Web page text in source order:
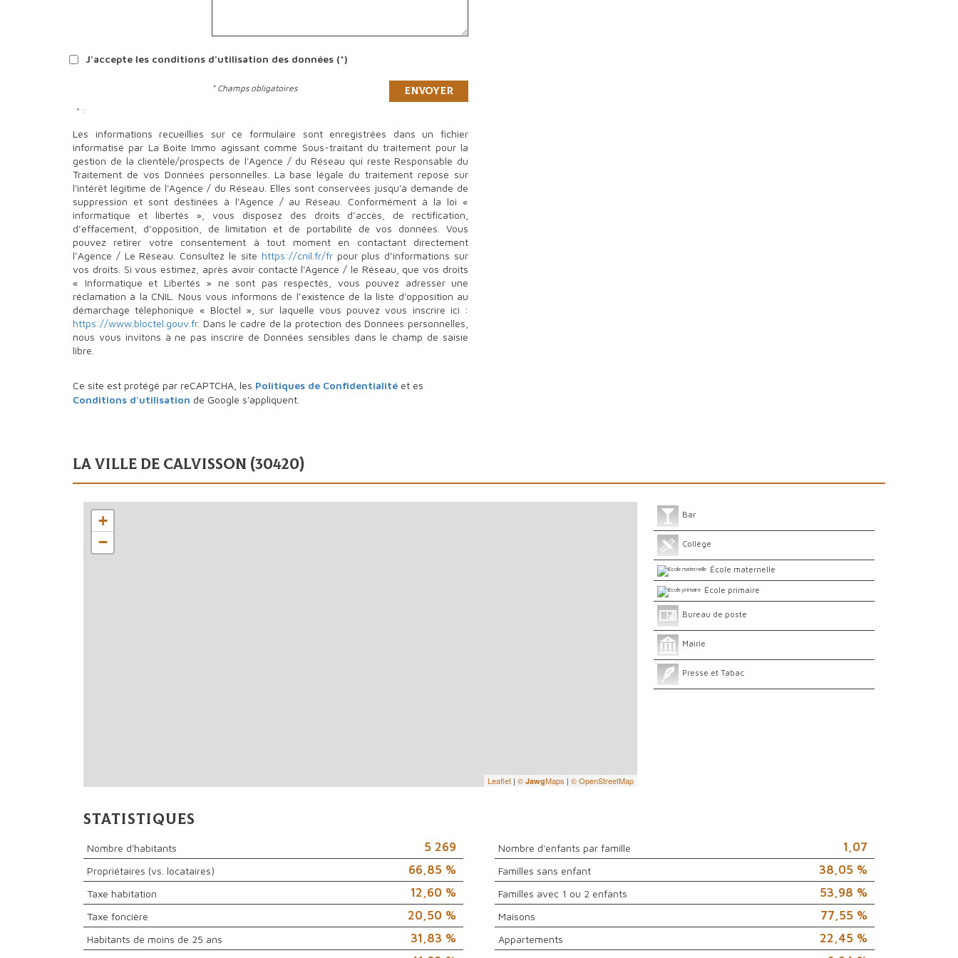
J'accepte les conditions d'utilisation des données (*)
Envoyer
* Champs obligatoires
* :
Les informations recueillies sur ce formulaire sont enregistrées dans un fichier
informatisé par La Boite Immo agissant comme Sous-traitant du traitement pour la
gestion de la clientèle/prospects de l'Agence / du Réseau qui reste Responsable du
Traitement de vos Données personnelles. La base légale du traitement repose sur
l'intérêt légitime de l'Agence / du Réseau. Elles sont conservées jusqu'à demande de
suppression et sont destinées à l'Agence / au Réseau. Conformément à la loi «
informatique et libertés », vous disposez des droits d’accès, de rectification,
d’effacement, d’opposition, de limitation et de portabilité de vos données. Vous
pouvez retirer votre consentement à tout moment en contactant directement
l’Agence / Le Réseau. Consultez le site https://cnil.fr/frpour plus d’informations sur
vos droits. Si vous estimez, après avoir contacté l'Agence / le Réseau, que vos droits
« Informatique et Libertés » ne sont pas respectés, vous pouvez adresser une
réclamation à la CNIL. Nous vous informons de l’existence de la liste d'opposition au
démarchage téléphonique « Bloctel », sur laquelle vous pouvez vous inscrire ici :
https://www.bloctel.gouv.fr. Dans le cadre de la protection des Données personnelles,
nous vous invitons à ne pas inscrire de Données sensibles dans le champ de saisie
libre.
Ce site est protégé par reCAPTCHA, les Politiques de Confidentialité et es
Conditions d'utilisation de Google s'appliquent.
la ville de calvisson (30420)
+
−
Leaflet | © JawgMaps | © OpenStreetMap
Bar
Collège
École maternelle
École primaire
Bureau de poste
Mairie
Presse et Tabac
Statistiques
Nombre d'habitants 5 269
Propriétaires (vs. locataires) 66,85 %
Taxe habitation 12,60 %
Taxe foncière 20,50 %
Habitants de moins de 25 ans 31,83 %
Nombre d'enfants par famille 1,07
Familles sans enfant 38,05 %
Familles avec 1 ou 2 enfants 53,98 %
Maisons 77,55 %
Appartements 22,45 %